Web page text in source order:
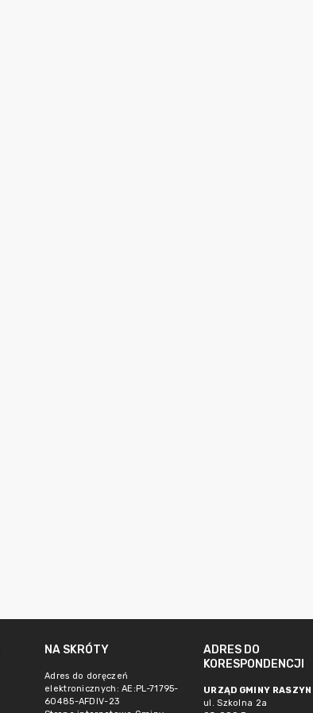
NA SKRÓTY
Adres do doręczeń
elektronicznych: AE:PL-71795-
60485-AFDIV-23
ADRES DO
KORESPONDENCJI
URZĄD GMINY RASZYN
ul. Szkolna 2a